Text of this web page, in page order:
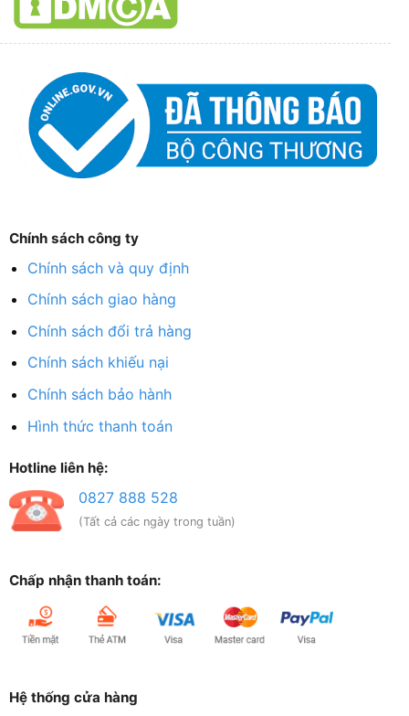
Chính sách công ty
Chính sách và quy định
Chính sách giao hàng
Chính sách đổi trả hàng
Chính sách khiếu nại
Chính sách bảo hành
Hình thức thanh toán
Hotline liên hệ:
0827 888 528
(Tất cả các ngày trong tuần)
Chấp nhận thanh toán:
Hệ thống cửa hàng